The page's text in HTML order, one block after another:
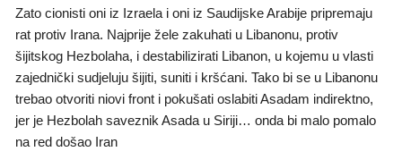
Zato cionisti oni iz Izraela i oni iz Saudijske Arabije pripremaju
rat protiv Irana. Najprije žele zakuhati u Libanonu, protiv
šijitskog Hezbolaha, i destabilizirati Libanon, u kojemu u vlasti
zajednički sudjeluju šijiti, suniti i kršćani. Tako bi se u Libanonu
trebao otvoriti niovi front i pokušati oslabiti Asadam indirektno,
jer je Hezbolah saveznik Asada u Siriji… onda bi malo pomalo
na red došao Iran